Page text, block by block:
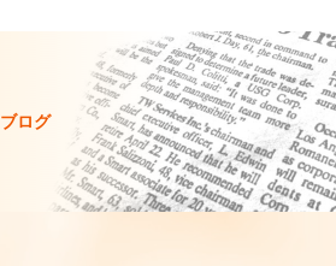
ブログ